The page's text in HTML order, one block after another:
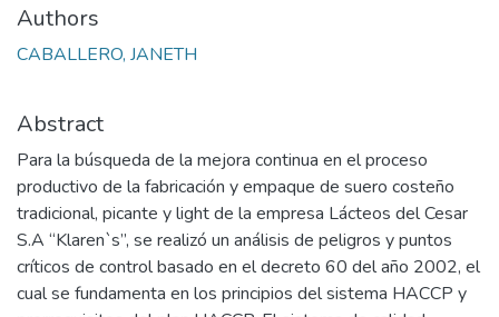
Authors
CABALLERO, JANETH
Abstract
Para la búsqueda de la mejora continua en el proceso
productivo de la fabricación y empaque de suero costeño
tradicional, picante y light de la empresa Lácteos del Cesar
S.A “Klaren`s”, se realizó un análisis de peligros y puntos
críticos de control basado en el decreto 60 del año 2002, el
cual se fundamenta en los principios del sistema HACCP y